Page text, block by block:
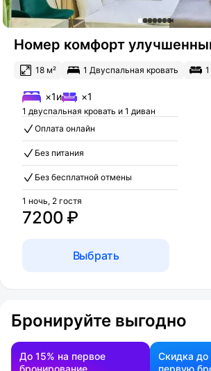
Номер комфорт
18 м² 1 Двуспальная кровать
×1и ×1
1 двуспальная кровать и 1 диван
Оплата онлайн
Без питания
Без бесплатной отмены
7200 ₽
1 ночь, 2 гостя
Выбрать
Бронируйте выгодно
До 15% на первое
бронирование
Скидка до
первую